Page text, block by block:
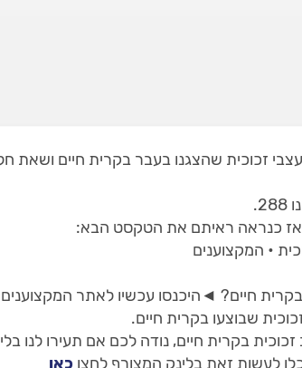
שלנו תמצאו 2 מעצבי זכוכית בקרית חיים, מתוך 26 מעצבי זכוכית
אז כנראה ראיתם את הטקסט הבא:
• המקצוענים
בקרית חיים? ◄היכנסו עכשיו לאתר
שבוצעו בקרית חיים.
בקרית חיים, נודה לכם אם תעירו לנו
לעשות זאת בלינק המצורף לחצו כאן